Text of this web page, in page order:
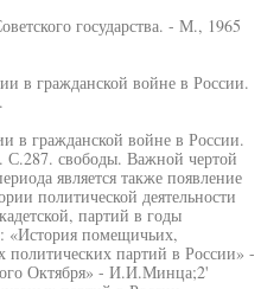
государства. - М., 1965
в гражданской войне в России.
в гражданской войне в России.
свободы. Важной чертой
является также появление
политической деятельности
партий в годы
«История помещичьих,
партий в России» -
Октября» - И.И.Минца;2'